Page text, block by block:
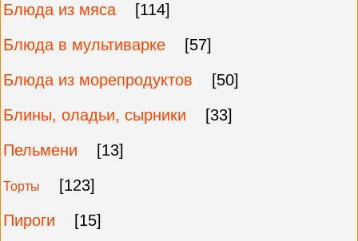
Блюда из мяса
[114]
Блюда в мультиварке
[57]
Блюда из морепродуктов
[50]
Блины, оладьи, сырники
[33]
Пельмени
[13]
Торты
[123]
Пироги
[15]